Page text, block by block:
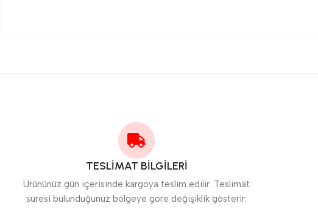
TESLİMAT BİLGİLERİ
Ürününüz gün içerisinde kargoya teslim edilir. Teslimat
süresi bulunduğunuz bölgeye göre değişiklik gösterir.